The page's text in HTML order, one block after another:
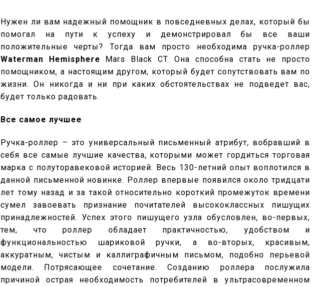
Нужен ли вам надежный помощник в повседневных делах, который бы
помогал на пути к успеху и демонстрировал бы все ваши
положительные черты? Тогда вам просто необходима ручка-роллер
Waterman Hemisphere Mars Black CT. Она способна стать не просто
помощником, а настоящим другом, который будет сопутствовать вам по
жизни. Он никогда и ни при каких обстоятельствах не подведет вас,
будет только радовать.
Все самое лучшее
Ручка-роллер – это универсальный письменный атрибут, вобравший в
себя все самые лучшие качества, которыми может гордиться торговая
марка с полуторавековой историей. Весь 130-летний опыт воплотился в
данной письменной новинке. Роллер впервые появился около тридцати
лет тому назад и за такой относительно короткий промежуток времени
сумел завоевать признание почитателей высококлассных пишущих
принадлежностей. Успех этого пишущего узла обусловлен, во-первых,
тем, что роллер обладает практичностью, удобством и
функциональностью шариковой ручки, а во-вторых, красивым,
аккуратным, чистым и каллиграфичным письмом, подобно перьевой
модели. Потрясающее сочетание. Созданию роллера послужила
причиной острая необходимость потребителей в ультрасовременном